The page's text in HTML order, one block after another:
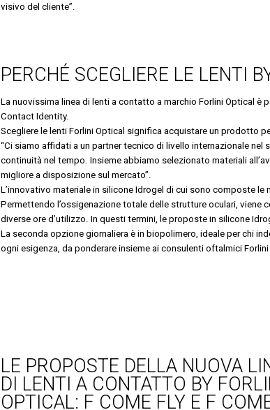
visivo del cliente”.
PERCHÉ SCEGLIERE LE LENTI
La nuovissima linea di lenti a contatto a marchio Forlini Optical
Contact Identity.
Scegliere le lenti Forlini Optical significa acquistare un prodotto
“Ci siamo affidati a un partner tecnico di livello internazionale
continuità nel tempo. Insieme abbiamo selezionato materiali
migliore a disposizione sul mercato”.
L’innovativo materiale in silicone Idrogel di cui sono composte
Permettendo l’ossigenazione totale delle strutture oculari,
diverse ore d’utilizzo. In questi termini, le proposte in silicone
La seconda opzione giornaliera è in biopolimero, ideale per chi
ogni esigenza, da ponderare insieme ai consulenti oftalmici Forlini
LE PROPOSTE DELLA NUOVA
DI LENTI A CONTATTO BY
OPTICAL: F COME FLY E F